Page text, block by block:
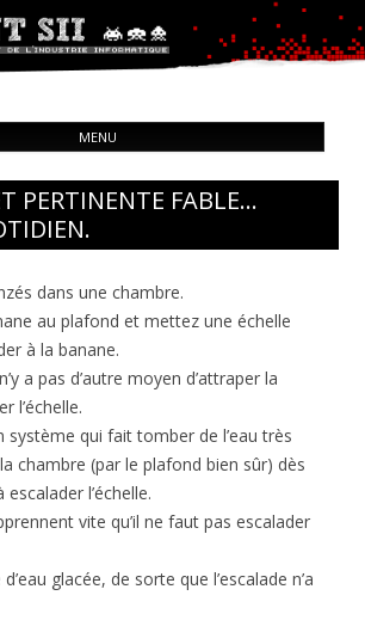
Solidarité Ouvrière
MENU
PERTINENTE FABLE…
dans une chambre.
au plafond et mettez une échelle
à la banane.
a pas d’autre moyen d’attraper la
l’échelle.
système qui fait tomber de l’eau très
chambre (par le plafond bien sûr) dès
l’échelle.
vite qu’il ne faut pas escalader
glacée, de sorte que l’escalade n’a